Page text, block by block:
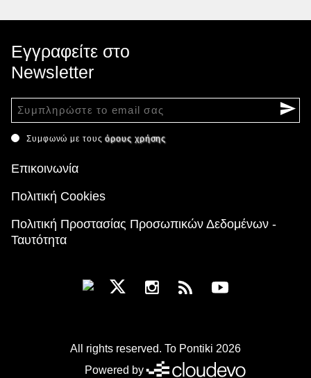
Εγγραφείτε στο
Newsletter
Συμφωνώ με τουςόρους χρήσης
Επικοινωνία
Πολιτική Cookies
Πολιτική Προστασίας Προσωπικών Δεδομένων -
Ταυτότητα
All rights reserved. To Pontiki 2026
Powered by